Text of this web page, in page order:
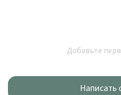
Добавьте
Написать